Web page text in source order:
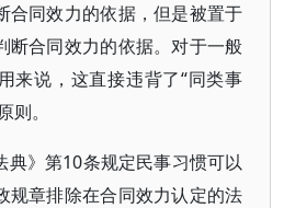
合同效力的依据，但是被置于
断合同效力的依据。对于一般
来说，这直接违背了“同类事
则。
典》第10条规定民事习惯可以
规章排除在合同效力认定的法